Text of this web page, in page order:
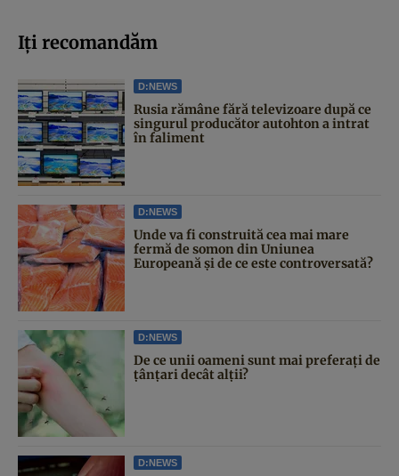
Iți recomandăm
D:NEWS
Rusia rămâne fără televizoare după ce
singurul producător autohton a intrat
în faliment
D:NEWS
Unde va fi construită cea mai mare
fermă de somon din Uniunea
Europeană și de ce este controversată?
D:NEWS
De ce unii oameni sunt mai preferați de
țânțari decât alții?
D:NEWS